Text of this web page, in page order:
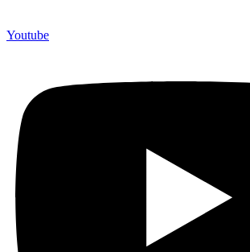
Youtube